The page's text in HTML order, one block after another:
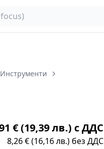
€ (19,39 лв.) с ДДС
8,26 € (16,16 лв.) без ДДС